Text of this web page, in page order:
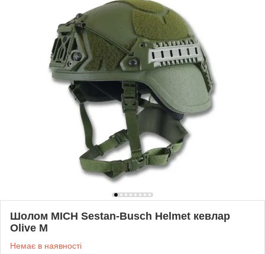
Шолом MICH Sestan-Busch Helmet кевлар
Olive M
Немає в наявності